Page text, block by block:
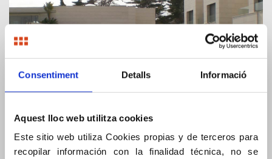
Consentiment Detalls Informació
Aquest lloc web utilitza cookies
Este sitio web utiliza Cookies propias y de terceros para
recopilar información con la finalidad técnica, no se
Conjunt d’aparellats